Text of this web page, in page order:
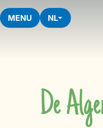
Skip
to
content
MENU NL
De